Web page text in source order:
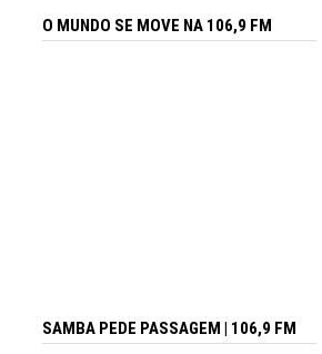
O MUNDO SE MOVE NA 106,9 FM
SAMBA PEDE PASSAGEM | 106,9 FM